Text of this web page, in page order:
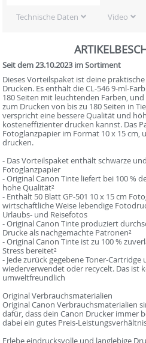
Technische Daten Video
Seit dem 23.10.2023 im Sortiment
Dieses Vorteilspaket ist deine
Drucken. Es enthält die CL-546 9-ml-
180 Seiten mit leuchtenden Farben,
zum Drucken von bis zu 180 Seiten in
verspricht eine bessere Qualität und
kosteneffizienter drucken kannst. Das
Fotoglanzpapier im Format 10 x 15 cm,
drucken.
- Das Vorteilspaket enthält schwarze
Fotoglanzpapier
- Original Canon Tinte liefert bei 100 %
hohe Qualität²
- Enthält 50 Blatt GP-501 10 x 15 cm
wirtschaftliche Weise lebendige
Urlaubs- und Reisefotos
- Original Canon Tinte produziert
Drucke als nachgemachte Patronen²
- Original Canon Tinte ist zu 100 %
Stress bereitet²
- Jede zurück gegebene Toner-
wiederverwendet oder recycelt. Das ist
umweltfreundlich
Original Verbrauchsmaterialien
Original Canon Verbrauchsmaterialien
dafür, dass dein Canon Drucker immer
dabei ein gutes Preis-
Erlebe eindrucksvolle und langlebige